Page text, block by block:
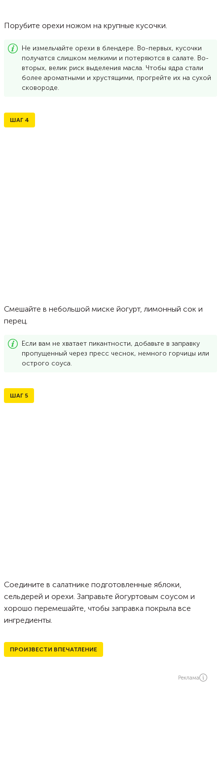
Порубите орехи ножом на крупные кусочки.
Не измельчайте орехи в блендере. Во-первых, кусочки
получатся слишком мелкими и потеряются в салате. Во-
вторых, велик риск выделения масла. Чтобы ядра стали
более ароматными и хрустящими, прогрейте их на сухой
сковороде.
ШАГ 4
Смешайте в небольшой миске йогурт, лимонный сок и
перец.
Если вам не хватает пикантности, добавьте в заправку
пропущенный через пресс чеснок, немного горчицы или
острого соуса.
ШАГ 5
Соедините в салатнике подготовленные яблоки,
сельдерей и орехи. Заправьте йогуртовым соусом и
хорошо перемешайте, чтобы заправка покрыла все
ингредиенты.
ПРОИЗВЕСТИ ВПЕЧАТЛЕНИЕ
Реклама